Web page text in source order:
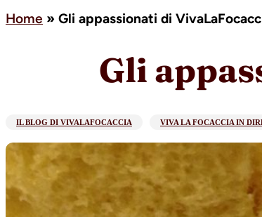
Home » Gli appassionati di
Gli
IL BLOG DI VIVALAFOCACCIA VIVA LA FOCACCIA IN